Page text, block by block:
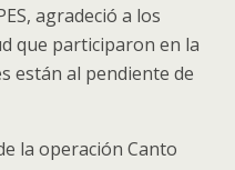
agradeció a los
que participaron en la
están al pendiente de
la operación Canto